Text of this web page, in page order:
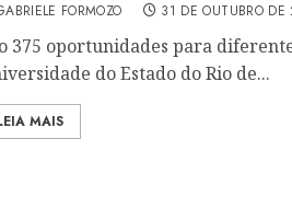
FORMOZO 31 DE OUTUBRO DE
375 oportunidades para
do Estado do Rio de...
MAIS